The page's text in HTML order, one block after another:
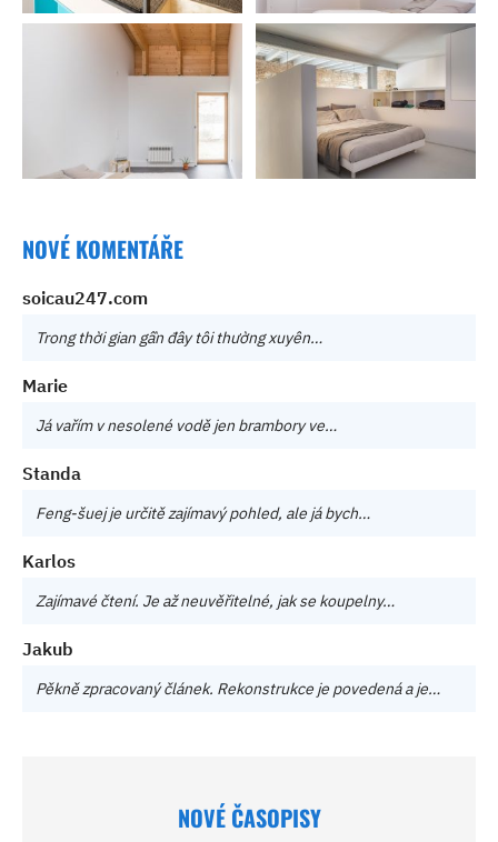
NOVÉ KOMENTÁŘE
soicau247.com
Trong thời gian gần đây tôi thường xuyên…
Marie
Já vařím v nesolené vodě jen brambory ve…
Standa
Feng-šuej je určitě zajímavý pohled, ale já bych…
Karlos
Zajímavé čtení. Je až neuvěřitelné, jak se koupelny…
Jakub
Pěkně zpracovaný článek. Rekonstrukce je povedená a je…
NOVÉ ČASOPISY